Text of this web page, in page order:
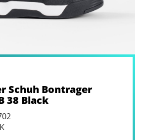
Schuh Bontrager
38 Black